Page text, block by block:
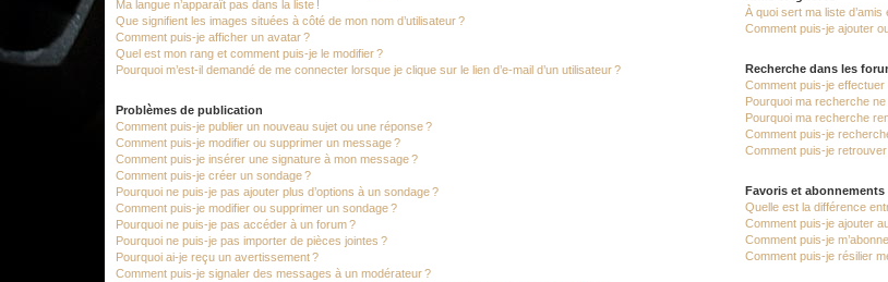
Ma langue n’apparaît pas dans la liste !
Que signifient les images situées à côté de mon nom d’utilisateur ?
Comment puis-je afficher un avatar ?
Quel est mon rang et comment puis-je le modifier ?
Pourquoi m’est-il demandé de me connecter lorsque je clique sur le lien d’e-mail d’un utilisateur ?
Problèmes de publication
Comment puis-je publier un nouveau sujet ou une réponse ?
Comment puis-je modifier ou supprimer un message ?
Comment puis-je insérer une signature à mon message ?
Comment puis-je créer un sondage ?
Pourquoi ne puis-je pas ajouter plus d’options à un sondage ?
Comment puis-je modifier ou supprimer un sondage ?
Pourquoi ne puis-je pas accéder à un forum ?
Pourquoi ne puis-je pas importer de pièces jointes ?
Pourquoi ai-je reçu un avertissement ?
Comment puis-je signaler des messages à un modérateur ?
À quoi sert ma liste d’amis
Comment puis-je ajouter
Recherche dans les
Comment puis-je
Pourquoi ma recherche
Pourquoi ma recherche
Comment puis-je
Comment puis-je
Favoris et abonnements
Quelle est la différence
Comment puis-je ajouter
Comment puis-je
Comment puis-je résilier